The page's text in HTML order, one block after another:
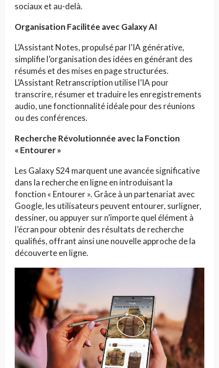
sociaux et au-delà.
Organisation Facilitée avec Galaxy AI
L’Assistant Notes, propulsé par l’IA générative,
simplifie l’organisation des idées en générant des
résumés et des mises en page structurées.
L’Assistant Retranscription utilise l’IA pour
transcrire, résumer et traduire les enregistrements
audio, une fonctionnalité idéale pour des réunions
ou des conférences.
Recherche Révolutionnée avec la Fonction
« Entourer »
Les Galaxy S24 marquent une avancée significative
dans la recherche en ligne en introduisant la
fonction « Entourer ». Grâce à un partenariat avec
Google, les utilisateurs peuvent entourer, surligner,
dessiner, ou appuyer sur n’importe quel élément à
l’écran pour obtenir des résultats de recherche
qualifiés, offrant ainsi une nouvelle approche de la
découverte en ligne.